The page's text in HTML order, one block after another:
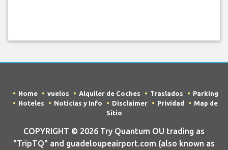
Home vuelos Alquiler de Coches Traslados
Parking
Hoteles
Noticias y Info Disclaimer Prividad
Map de
Sitio
COPYRIGHT © 2026 Try Quantum OU trading as
"TripTQ" and guadeloupeairport.com (also known as